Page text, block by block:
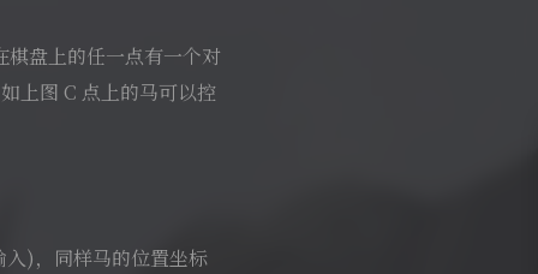
棋盘上的任一点有一个对
上图 C 点上的马可以控
)，同样马的位置坐标